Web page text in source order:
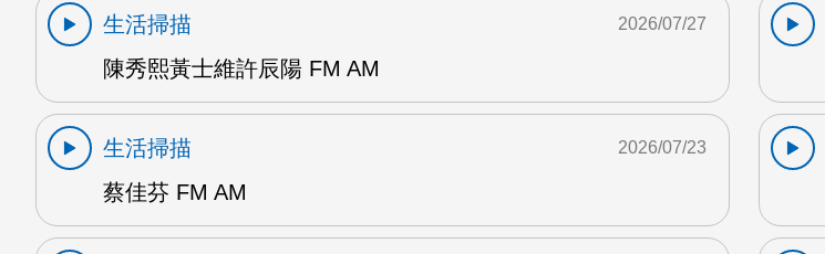
生活掃描
陳秀熙黃士維許辰陽 FM AM
2026/07/27
生活掃描
蔡佳芬 FM AM
2026/07/23